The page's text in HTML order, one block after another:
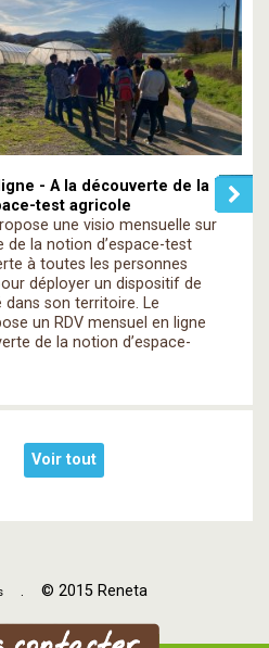
- A la découverte de la
test agricole
une visio mensuelle sur
de la notion d’espace-test
à toutes les personnes
déployer un dispositif de
dans son territoire. Le
un RDV mensuel en ligne
de la notion d’espace-
Voir tout
. © 2015 Reneta